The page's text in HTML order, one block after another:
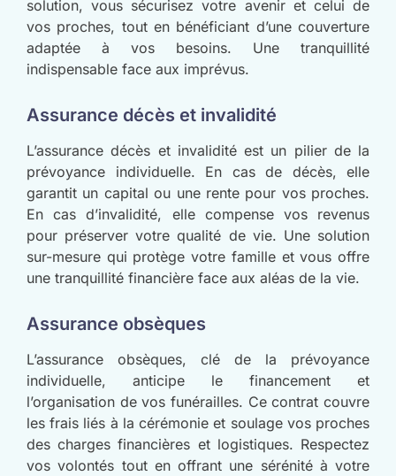
solution, vous sécurisez votre avenir et celui de
vos proches, tout en bénéficiant d’une couverture
adaptée à vos besoins. Une tranquillité
indispensable face aux imprévus.
Assurance décès et invalidité
L’assurance décès et invalidité est un pilier de la
prévoyance individuelle. En cas de décès, elle
garantit un capital ou une rente pour vos proches.
En cas d’invalidité, elle compense vos revenus
pour préserver votre qualité de vie. Une solution
sur-mesure qui protège votre famille et vous offre
une tranquillité financière face aux aléas de la vie.
Assurance obsèques
L’assurance obsèques, clé de la prévoyance
individuelle, anticipe le financement et
l’organisation de vos funérailles. Ce contrat couvre
les frais liés à la cérémonie et soulage vos proches
des charges financières et logistiques. Respectez
vos volontés tout en offrant une sérénité à votre